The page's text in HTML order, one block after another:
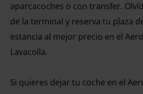
aparcacoches o con transfer.
de la terminal y reserva tu plaza
estancia al mejor precio en el
Lavacolla.
Si quieres dejar tu coche en el